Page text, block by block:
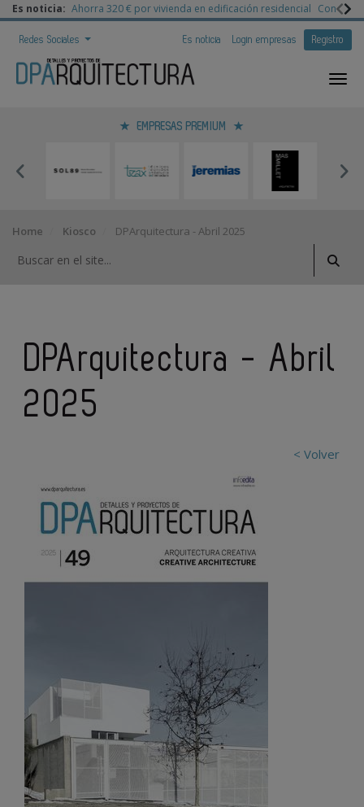
Es noticia: Ahorra 320 € por vivienda en edificación residencial
Redes Sociales Es noticia Login empresas Registro
EMPRESAS PREMIUM
Home Kiosco DPArquitectura - Abril 2025
DPArquitectura - Abril
2025
< Volver